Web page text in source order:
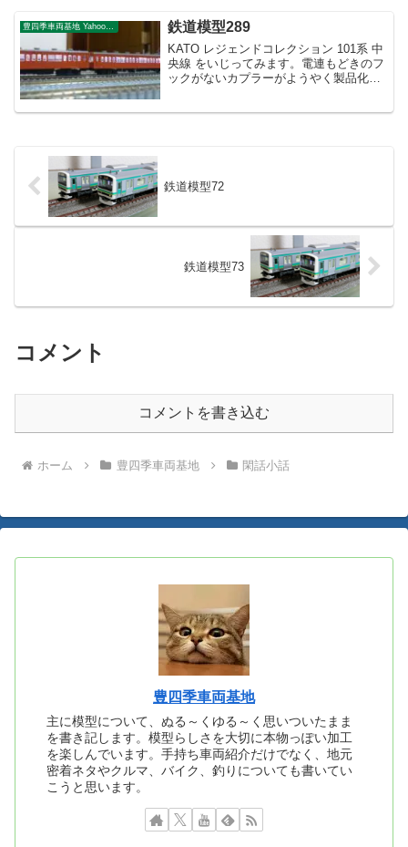
鉄道模型289
KATO レジェンドコレクション 101系 中
央線 をいじってみます。電連もどきのフ
ックがないカプラーがようやく製品化さ
鉄道模型72
鉄道模型73
コメント
コメントを書き込む
ホーム 豊四季車両基地 閑話小話
豊四季車両基地
主に模型について、ぬる～くゆる～く思いついたまま
を書き記します。模型らしさを大切に本物っぽい加工
を楽しんでいます。手持ち車両紹介だけでなく、地元
密着ネタやクルマ、バイク、釣りについても書いてい
こうと思います。